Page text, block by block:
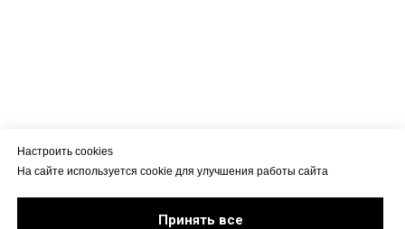
Настроить cookies
На сайте используется cookie для улучшения работы сайта
Принять все